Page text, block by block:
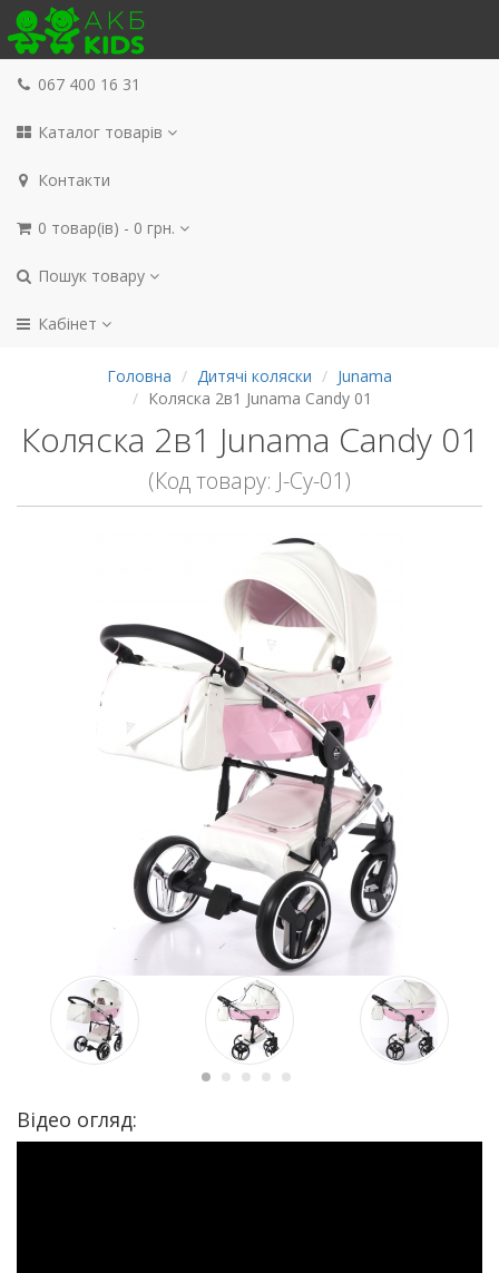
067 400 16 31
Каталог товарів
Контакти
0 товар(ів) - 0 грн.
Пошук товару
Кабінет
Головна Дитячі коляски
Junama
Коляска 2в1 Junama Candy 01
Коляска 2в1 Junama Candy 01
(Код товару: J-Cy-01)
Відео огляд: